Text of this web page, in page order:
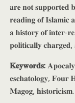
𝐚𝐫𝐞 𝐧𝐨𝐭 𝐬𝐮𝐩𝐩𝐨𝐫𝐭𝐞𝐝
𝐫𝐞𝐚𝐝𝐢𝐧𝐠 𝐨𝐟 𝐈𝐬𝐥𝐚𝐦𝐢𝐜
𝐚 𝐡𝐢𝐬𝐭𝐨𝐫𝐲 𝐨𝐟 𝐢𝐧𝐭𝐞𝐫-
𝐩𝐨𝐥𝐢𝐭𝐢𝐜𝐚𝐥𝐥𝐲
𝐊𝐞𝐲𝐰𝐨𝐫𝐝𝐬:
𝐞𝐬𝐜𝐡𝐚𝐭𝐨𝐥𝐨𝐠𝐲, 𝐅𝐨𝐮𝐫
𝐌𝐚𝐠𝐨𝐠, 𝐡𝐢𝐬𝐭𝐨𝐫𝐢𝐜𝐢𝐬𝐦.